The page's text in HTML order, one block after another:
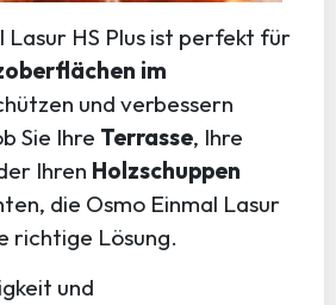
Lasur HS Plus ist perfekt für
im
und verbessern
Sie Ihre Terrasse, Ihre
Ihren Holzschuppen
die Osmo Einmal Lasur
richtige Lösung.
und